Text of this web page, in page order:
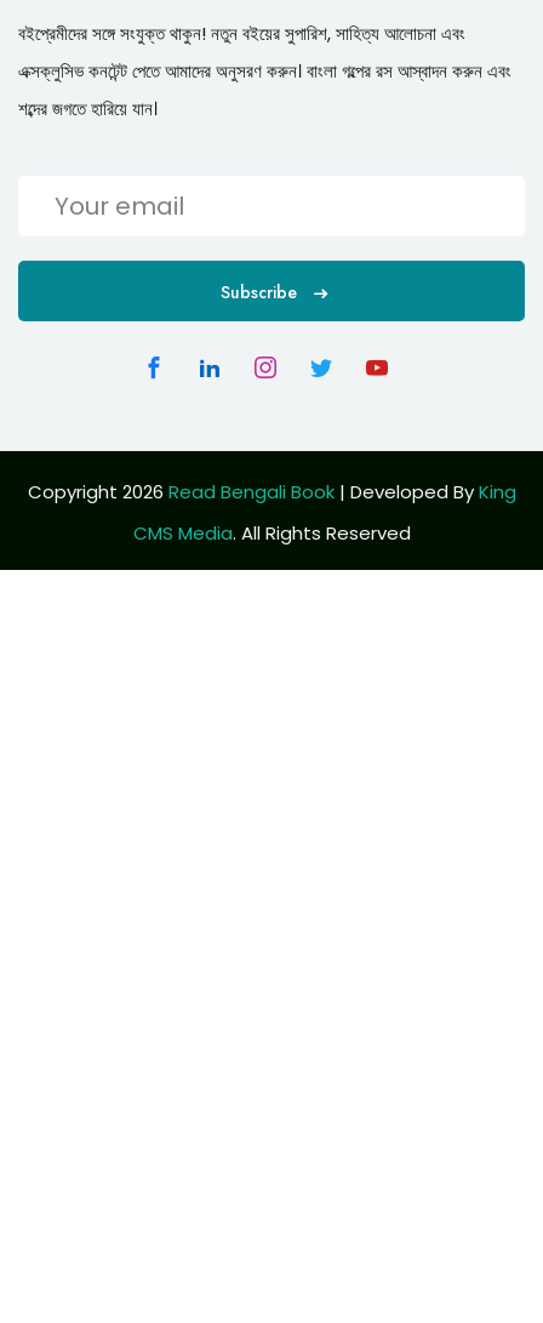
বইপ্রেমীদের সঙ্গে সংযুক্ত থাকুন! নতুন বইয়ের সুপারিশ, সাহিত্য আলোচনা এবং
এক্সক্লুসিভ কনটেন্ট পেতে আমাদের অনুসরণ করুন। বাংলা গল্পের রস আস্বাদন করুন এবং
শব্দের জগতে হারিয়ে যান।
Subscribe
Copyright 2026 Read Bengali Book| Developed ByKing
CMS Media. All Rights Reserved